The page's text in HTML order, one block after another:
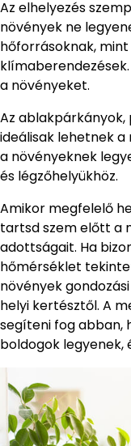
Az elhelyezés
növények ne
hőforrásoknak,
a növényeket.
Az
ideálisak lehetnek a
a növényeknek
és légzőhelyükhöz.
Amikor megfelelő
tartsd szem előtt a
adottságait. Ha
hőmérséklet
növények
helyi kertésztől. A
segíteni fog abban,
boldogok legyenek,